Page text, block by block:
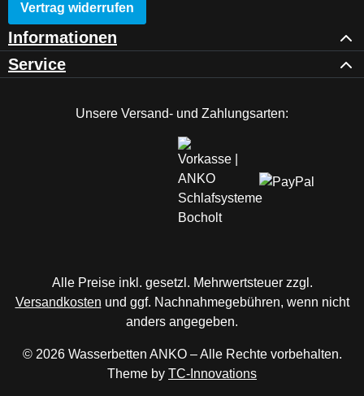
Vertrag widerrufen
Informationen
Service
Unsere Versand- und Zahlungsarten:
Alle Preise inkl. gesetzl. Mehrwertsteuer zzgl.
Versandkosten und ggf. Nachnahmegebühren, wenn nicht
anders angegeben.
© 2026 Wasserbetten ANKO – Alle Rechte vorbehalten.
Theme by TC-Innovations